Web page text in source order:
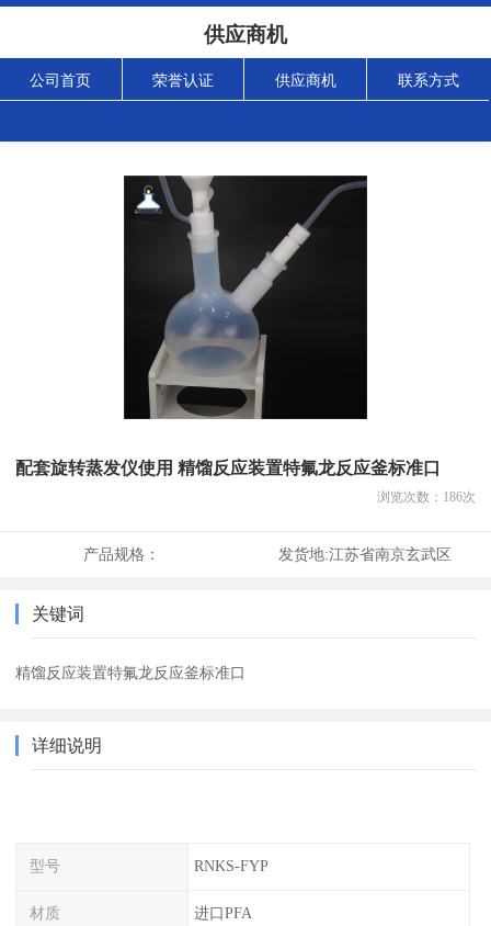
供应商机
公司首页 荣誉认证 供应商机 联系方式
配套旋转蒸发仪使用 精馏反应装置特氟龙反应釜标准口
浏览次数： 186次
产品规格： 发货地:江苏省南京玄武区
关键词
精馏反应装置特氟龙反应釜标准口
详细说明
型号 RNKS-FYP
材质 进口PFA